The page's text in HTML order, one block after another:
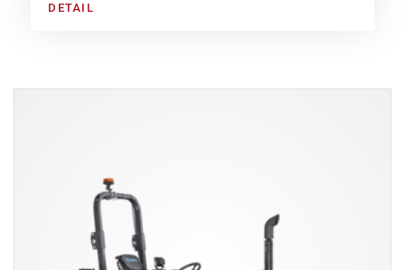
Vyvážecí vleky
Mulčovače za traktor
Kultivátory
Cisterny na kejdu (fekál za traktor)
Zametací kartáče
DETAIL